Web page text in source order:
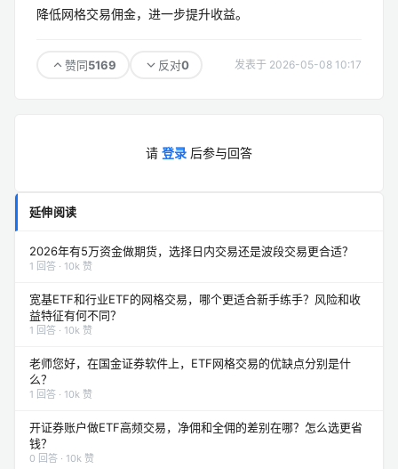
降低网格交易佣金，进一步提升收益。
赞同5169 反对0 发表于 2026-05-08 10:17
请 登录 后参与回答
延伸阅读
2026年有5万资金做期货，选择日内交易还是波段交易更合适？
1 回答 · 10k 赞
宽基ETF和行业ETF的网格交易，哪个更适合新手练手？风险和收
益特征有何不同？
1 回答 · 10k 赞
老师您好，在国金证券软件上，ETF网格交易的优缺点分别是什
么？
1 回答 · 10k 赞
开证券账户做ETF高频交易，净佣和全佣的差别在哪？怎么选更省
钱？
0 回答 · 10k 赞